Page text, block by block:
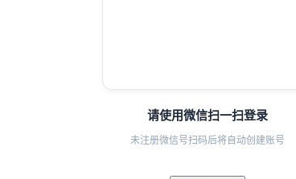
请使用微信扫一扫登录
未注册微信号扫码后将自动创建账号